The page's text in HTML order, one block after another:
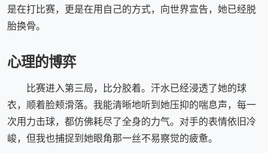
是在打比赛，更是在用自己的方式，向世界宣告，她已经脱
胎换骨。
心理的博弈
比赛进入第三局，比分胶着。汗水已经浸透了她的球
衣，顺着脸颊滑落。我能清晰地听到她压抑的喘息声，每一
次用力击球，都仿佛耗尽了全身的力气。对手的表情依旧冷
峻，但我也捕捉到她眼角那一丝不易察觉的疲惫。